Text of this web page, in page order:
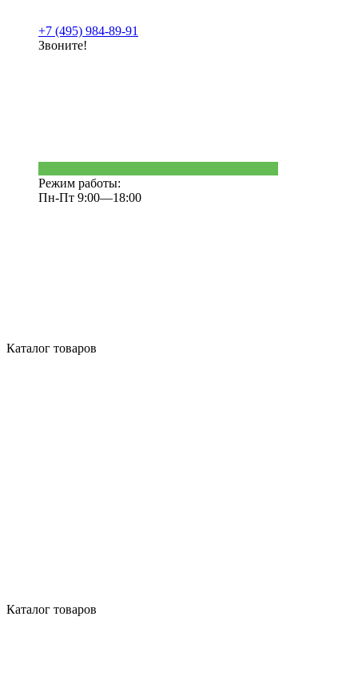
+7 (495) 984-89-91
Звоните!
Режим работы:
Пн-Пт 9:00—18:00
Каталог товаров
Каталог товаров